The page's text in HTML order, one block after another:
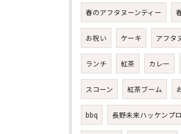
春のアフタヌーンティー
お祝い ケーキ アフタ
ランチ 紅茶 カレー
スコーン 紅茶ブーム
bbq 長野未来ハッケンプ